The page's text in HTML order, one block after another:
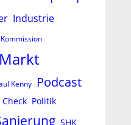
Industrie
Kommission
Markt
Kenny Podcast
Politik
SHK